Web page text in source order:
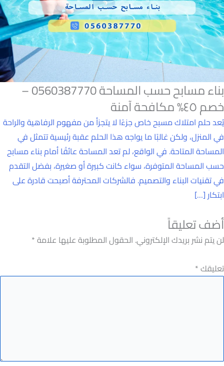
بناء مسابح حسب المساحة 0560387770 –
خصم ٤٥% مكافحة آمنة
يُعد حلم امتلاك مسبح خاص جزءًا لا يتجزأ من مفهوم الرفاهية والراحة
في المنزل، ولكن غالبًا ما يواجه هذا الحلم عقبة رئيسية تتمثل في
المساحة المتاحة. في الواقع، لم تعد المساحة عائقًا أمام بناء مسابح
حسب المساحة المتوفرة، سواء كانت كبيرة أو صغيرة، بفضل التقدم
في تقنيات البناء والتصميم. فالشركات المحترفة أصبحت قادرة على
ابتكار […]
أضف تعليقاً
لن يتم نشر بريدك الإلكتروني. الحقول المطلوبة عليها علامة*
تعليقك*